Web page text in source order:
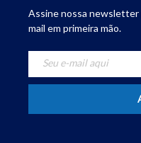
Assine nossa newsletter
mail em primeira mão.